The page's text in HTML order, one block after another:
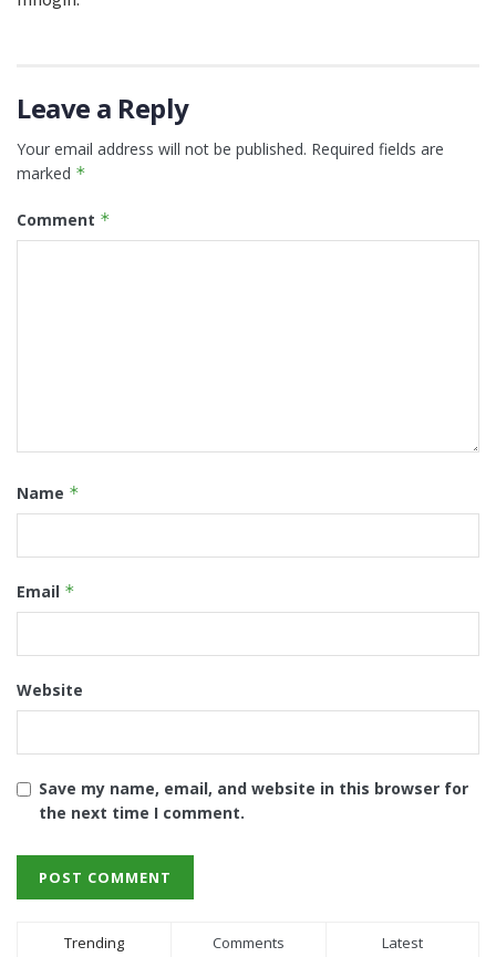
Leave a Reply
Your email address will not be published. Required fields are
marked *
Comment *
Name *
Email *
Website
Save my name, email, and website in this browser for
the next time I comment.
Trending Comments Latest